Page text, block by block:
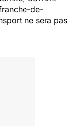
de-
ne sera pas